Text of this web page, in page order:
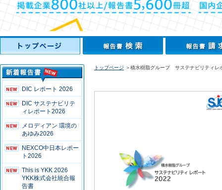
DIC レポート 2026
DIC サステナビリテ
ィレポート2026
メロディアン 環境の
あゆみ2026
NEXCO中日本レポー
ト2026
This is YKK 2026
YKK株式会社統合報
告書
トップページ ＞積水樹脂グループ サステナビリティレ